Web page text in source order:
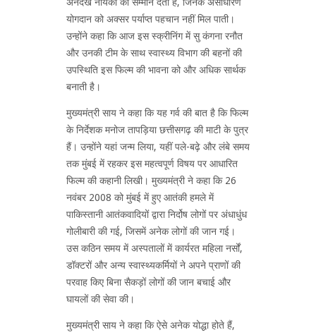
योगदान को अक्सर पर्याप्त पहचान नहीं मिल पाती।
उन्होंने कहा कि आज इस स्क्रीनिंग में सु कंगना रनौत
और उनकी टीम के साथ स्वास्थ्य विभाग की बहनों की
उपस्थिति इस फिल्म की भावना को और अधिक सार्थक
बनाती है।
मुख्यमंत्री साय ने कहा कि यह गर्व की बात है कि फिल्म
के निर्देशक मनोज तापड़िया छत्तीसगढ़ की माटी के पुत्र
हैं। उन्होंने यहां जन्म लिया, यहीं पले-बढ़े और लंबे समय
तक मुंबई में रहकर इस महत्वपूर्ण विषय पर आधारित
फिल्म की कहानी लिखी। मुख्यमंत्री ने कहा कि 26
नवंबर 2008 को मुंबई में हुए आतंकी हमले में
पाकिस्तानी आतंकवादियों द्वारा निर्दोष लोगों पर अंधाधुंध
गोलीबारी की गई, जिसमें अनेक लोगों की जान गई।
उस कठिन समय में अस्पतालों में कार्यरत महिला नर्सों,
डॉक्टरों और अन्य स्वास्थ्यकर्मियों ने अपने प्राणों की
परवाह किए बिना सैकड़ों लोगों की जान बचाई और
घायलों की सेवा की।
मुख्यमंत्री साय ने कहा कि ऐसे अनेक योद्धा होते हैं,